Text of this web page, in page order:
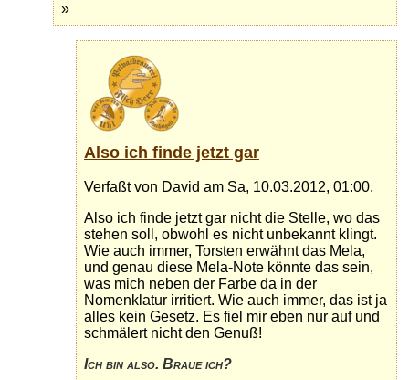
»
Also ich finde jetzt gar
Verfaßt von David am Sa, 10.03.2012, 01:00.
Also ich finde jetzt gar nicht die Stelle, wo das
stehen soll, obwohl es nicht unbekannt klingt.
Wie auch immer, Torsten erwähnt das Mela,
und genau diese Mela-Note könnte das sein,
was mich neben der Farbe da in der
Nomenklatur irritiert. Wie auch immer, das ist ja
alles kein Gesetz. Es fiel mir eben nur auf und
schmälert nicht den Genuß!
Ich bin also. Braue ich?